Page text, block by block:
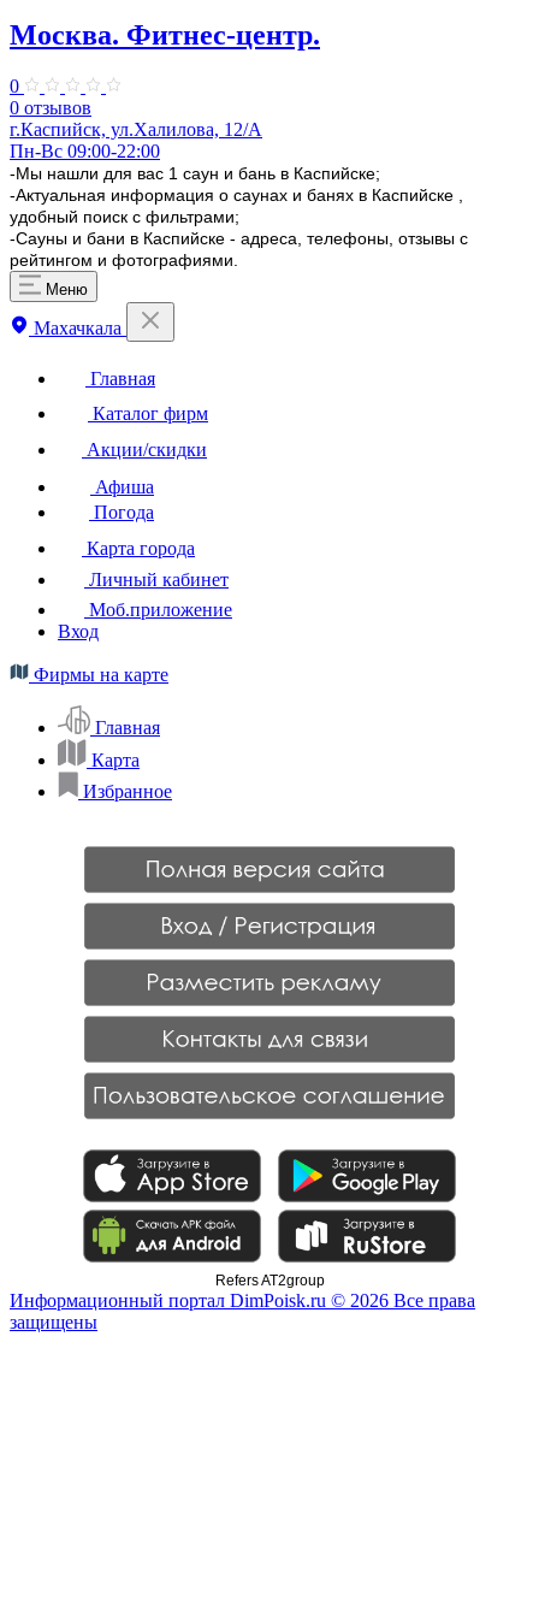
Москва. Фитнес-центр.
0
0 отзывов
г.Каспийск, ул.​Халилова, 12/А
Пн-Вс 09:00-22:00
-Мы нашли для вас 1 саун и бань в Каспийске;
-Актуальная информация о саунах и банях в Каспийске ,
удобный поиск с фильтрами;
-Сауны и бани в Каспийске - адреса, телефоны, отзывы с
рейтингом и фотографиями.
Меню
Махачкала
Главная
Каталог фирм
Акции/скидки
Афиша
Погода
Карта города
Личный кабинет
Моб.приложение
Вход
Фирмы на карте
Главная
Карта
Избранное
Refers AT2group
Информационный портал DimPoisk.ru © 2026 Все права
защищены